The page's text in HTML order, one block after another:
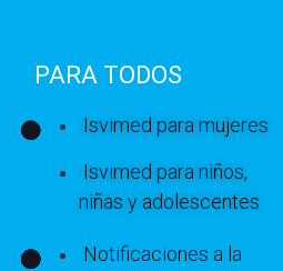
PARA TODOS
Isvimed para mujeres
Isvimed para niños,
niñas y adolescentes
Notificaciones a la